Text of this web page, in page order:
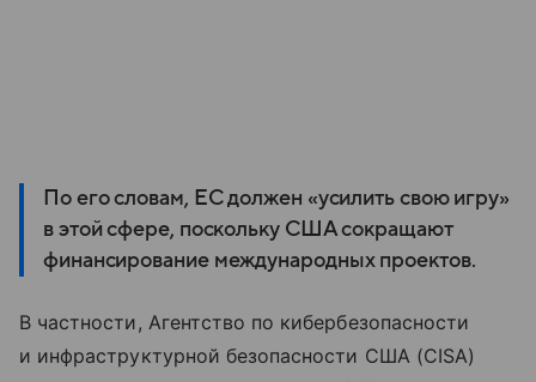
По его словам, ЕС должен «усилить свою игру»
в этой сфере, поскольку США сокращают
финансирование международных проектов.
В частности, Агентство по кибербезопасности
и инфраструктурной безопасности США (CISA)